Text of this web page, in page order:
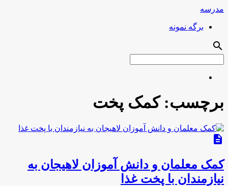
مدرسه
برگه نمونه
search
برچسب:کمک پخت
description
کمک معلمان و دانش آموزان لاهیجان به
نیازمندان با پخت غذا